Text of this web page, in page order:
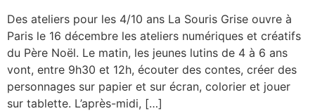
Des ateliers pour les 4/10 ans La Souris Grise ouvre à
Paris le 16 décembre les ateliers numériques et créatifs
du Père Noël. Le matin, les jeunes lutins de 4 à 6 ans
vont, entre 9h30 et 12h, écouter des contes, créer des
personnages sur papier et sur écran, colorier et jouer
sur tablette. L’après-midi, […]